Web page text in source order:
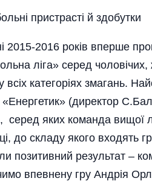
пристрасті й здобутки
2015-2016 років вперше
ліга» серед
всіх категоріях змагань.
«Енергетик» (директор
серед яких команда вищої
до складу якого входять
позитивний результат –
впевнену гру Андрія